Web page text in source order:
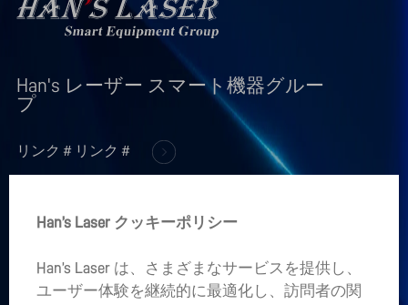
Han's レーザー スマート機器グルー
プ
リンク＃リンク＃
業界アプリケーション +
Han’s Laser クッキーポリシー
Han’s Laser は、さまざまなサービスを提供し、
ユーザー体験を継続的に最適化し、訪問者の関